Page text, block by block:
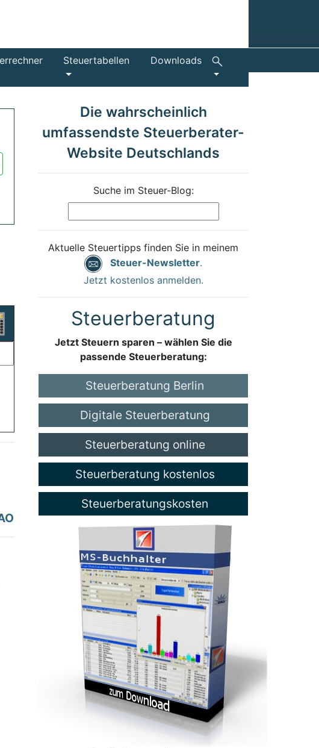
Steuertabellen Downloads
Die wahrscheinlich
umfassendste Steuerberater-
Website Deutschlands
Suche im Steuer-Blog:
Aktuelle Steuertipps finden Sie in meinem
Steuer-Newsletter.
Jetzt kostenlos anmelden.
Steuerberatung
Jetzt Steuern sparen – wählen Sie die
passende Steuerberatung:
Steuerberatung Berlin
Digitale Steuerberatung
Steuerberatung online
Steuerberatung kostenlos
Steuerberatungskosten